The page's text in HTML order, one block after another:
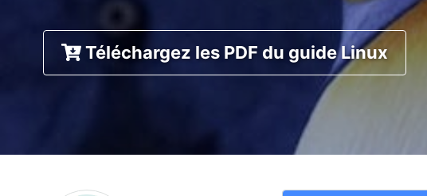
Téléchargez les PDF du guide Linux